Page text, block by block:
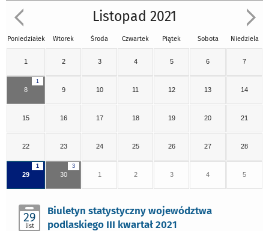
Listopad 2021
Poniedziałek Wtorek Środa Czwartek Piątek Sobota Niedziela
1 2 3 4 5 6 7
1
8 9 10 11 12 13 14
15 16 17 18 19 20 21
22 23 24 25 26 27 28
1
29
3
30 1 2 3 4 5
29
list
Biuletyn statystyczny województwa
podlaskiego III kwartał 2021